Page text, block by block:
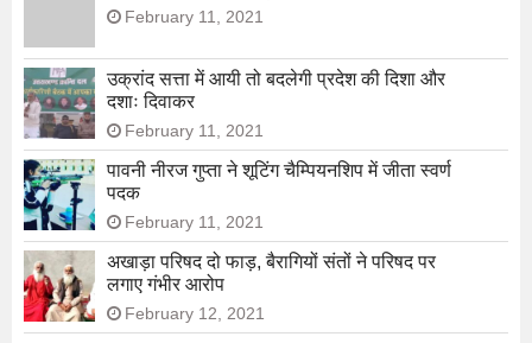
February 11, 2021
उक्रांद सत्ता में आयी तो बदलेगी प्रदेश की दिशा और
दशाः दिवाकर
February 11, 2021
पावनी नीरज गुप्ता ने शूटिंग चैम्पियनशिप में जीता स्वर्ण
पदक
February 11, 2021
अखाड़ा परिषद दो फाड़, बैरागियों संतों ने परिषद पर
लगाए गंभीर आरोप
February 12, 2021